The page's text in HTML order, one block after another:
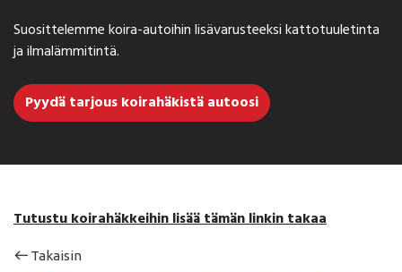
Suosittelemme koira-autoihin lisävarusteeksi kattotuuletinta
ja ilmalämmitintä.
Pyydä tarjous koirahäkistä autoosi
Tutustu koirahäkkeihin lisää tämän linkin takaa
Takaisin